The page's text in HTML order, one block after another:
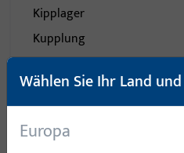
Kipplager
Kupplung
Kupplung für Türbremse
Lager - Bänder
Laufwagen
Wählen Sie Ihr Land
Europa